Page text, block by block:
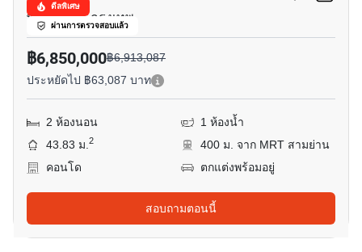
ดีลพิเศษ
ผ่านการตรวจสอบแล้ว
พระราม 4, กรุงเทพ
฿6,850,000฿6,913,087
ประหยัดไป ฿63,087 บาท
2 ห้องนอน
1 ห้องน้ำ
43.83 ม.2
400 ม. จาก MRT สามย่าน
คอนโด
ตกแต่งพร้อมอยู่
สอบถามตอนนี้